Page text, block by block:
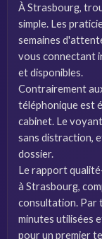
À Strasbourg,
simple. Les
semaines
vous connectant
et disponibles.
Contrairement
téléphonique est
cabinet. Le
sans distraction,
dossier.
Le rapport
à Strasbourg,
consultation. Par
minutes utilisées
pour un premier